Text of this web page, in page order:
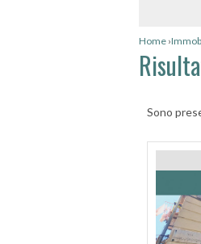
Home ›
Sono